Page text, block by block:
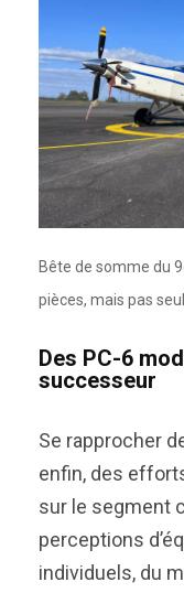
Bête de somme du
pièces, mais pas
Des PC-6
successeur
Se rapprocher
enfin, des
sur le segment
perceptions
individuels, du